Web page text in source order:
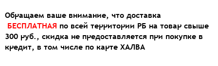
Обращаем ваше внимание, что доставка
БЕСПЛАТНАЯ по всей территории РБ на товар свыше
300 руб., скидка не предоставляется при покупке в
кредит, в том числе по карте ХАЛВА